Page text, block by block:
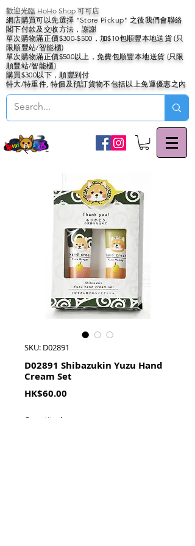
歡迎光臨 HoHo Shop 可可店
網店購買可以先選擇 "Store Pickup" 之後我們會聯絡
閣下付款及交收方法，謝謝
單次購物滿正價$300-$500，加$10包順豐本地送貨 (只
限順豐站/智能櫃)
單次購物滿正價$500以上，免費包順豐本地送貨 (只限
順豐站/智能櫃)
購買$300以下，順豐到付
特大/特重件, 特價及預訂貨物不包括以上免運優惠之內
SKU: D02891
D02891 Shibazukin Yuzu Hand
Cream Set
HK$60.00
Quantity *